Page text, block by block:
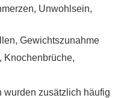
Unwohlsein,
Gewichtszunahme
Knochenbrüche,
wurden zusätzlich häufig